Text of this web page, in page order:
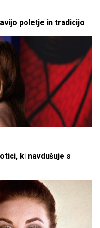
poletje in tradicijo
ki navdušuje s